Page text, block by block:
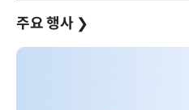
주요 행사 ❯